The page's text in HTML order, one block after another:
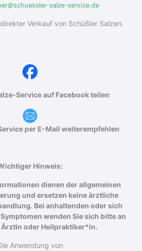
salze-service.de
Verkauf von Schüßler Salzen.
Service auf Facebook teilen
per E-Mail weiterempfehlen
Hinweis:
dienen der allgemeinen
und ersetzen keine ärztliche
Bei anhaltenden oder sich
wenden Sie sich bitte an
oder Heilpraktiker*in.
Anwendung von